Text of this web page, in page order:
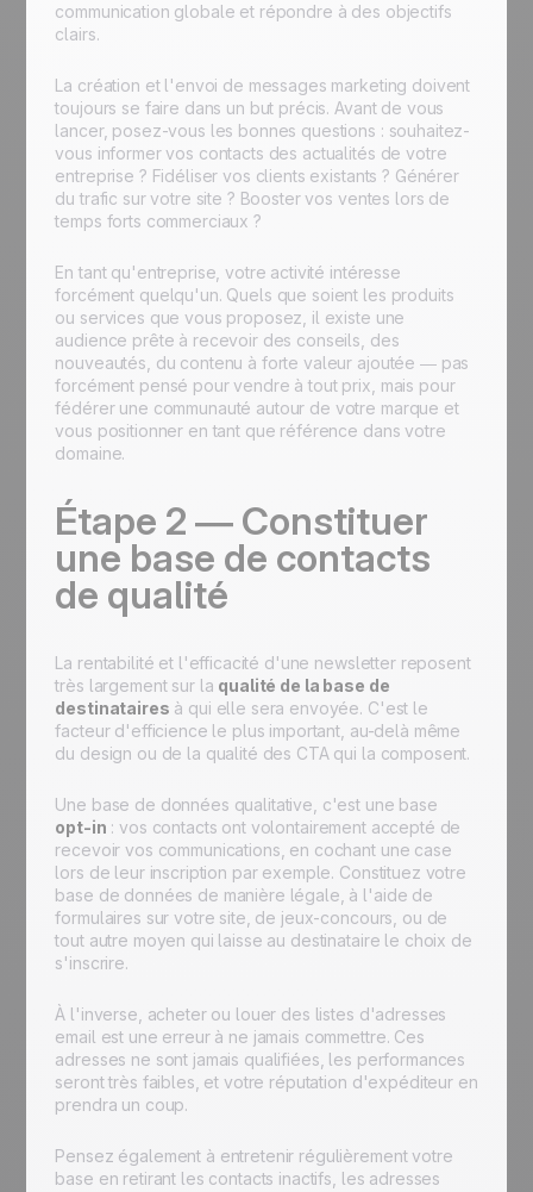
communication globale et répondre à des objectifs
clairs.
La création et l'envoi de messages marketing doivent
toujours se faire dans un but précis. Avant de vous
lancer, posez-vous les bonnes questions : souhaitez-
vous informer vos contacts des actualités de votre
entreprise ? Fidéliser vos clients existants ? Générer
du trafic sur votre site ? Booster vos ventes lors de
temps forts commerciaux ?
En tant qu'entreprise, votre activité intéresse
forcément quelqu'un. Quels que soient les produits
ou services que vous proposez, il existe une
audience prête à recevoir des conseils, des
nouveautés, du contenu à forte valeur ajoutée — pas
forcément pensé pour vendre à tout prix, mais pour
fédérer une communauté autour de votre marque et
vous positionner en tant que référence dans votre
domaine.
Étape 2 — Constituer
une base de contacts
de qualité
La rentabilité et l'efficacité d'une newsletter reposent
très largement sur la qualité de la base de
destinataires à qui elle sera envoyée. C'est le
facteur d'efficience le plus important, au-delà même
du design ou de la qualité des CTA qui la composent.
Une base de données qualitative, c'est une base
opt-in : vos contacts ont volontairement accepté de
recevoir vos communications, en cochant une case
lors de leur inscription par exemple. Constituez votre
base de données de manière légale, à l'aide de
formulaires sur votre site, de jeux-concours, ou de
tout autre moyen qui laisse au destinataire le choix de
s'inscrire.
À l'inverse, acheter ou louer des listes d'adresses
email est une erreur à ne jamais commettre. Ces
adresses ne sont jamais qualifiées, les performances
seront très faibles, et votre réputation d'expéditeur en
prendra un coup.
Pensez également à entretenir régulièrement votre
base en retirant les contacts inactifs, les adresses